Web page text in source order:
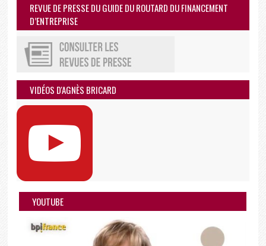
REVUE DE PRESSE DU GUIDE DU ROUTARD DU FINANCEMENT
D’ENTREPRISE
VIDÉOS D'AGNÈS BRICARD
YOUTUBE